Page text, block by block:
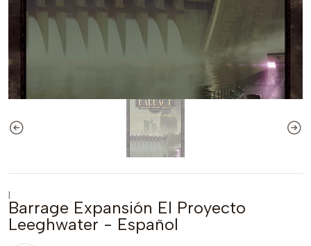
|
Barrage Expansión El Proyecto
Leeghwater - Español